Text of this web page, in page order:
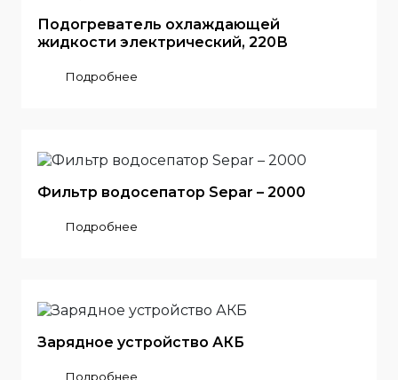
Подогреватель охлаждающей
жидкости электрический, 220В
Подробнее
Фильтр водосепатор Separ – 2000
Подробнее
Зарядное устройство АКБ
Подробнее